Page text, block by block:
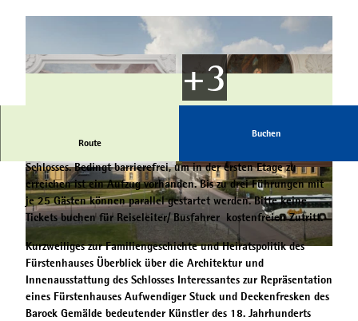
© regiondo.com
© regiondo.com © regiondo.com
Route
Buchen
Die Schlossführung durch die repräsentativen Räumen des
Schlosses.Bedingt barrierefrei, um in der ersten Etage zu
erreichen ist ein Aufzug vorhanden.Bis zu drei Führungen mit
je 25 Gästen können parallel gestartet werden.Bitte keine
Tickets buchen für Reiseleiter/ Busfahrer kostenfreien Zutritt.
Kurzweiliges zur Familiengeschichte und Heiratspolitik des
Fürstenhauses Überblick über die Architektur und
Innenausstattung des Schlosses Interessantes zur Repräsentation
eines Fürstenhauses Aufwendiger Stuck und Deckenfresken des
Barock Gemälde bedeutender Künstler des 18. Jahrhunderts